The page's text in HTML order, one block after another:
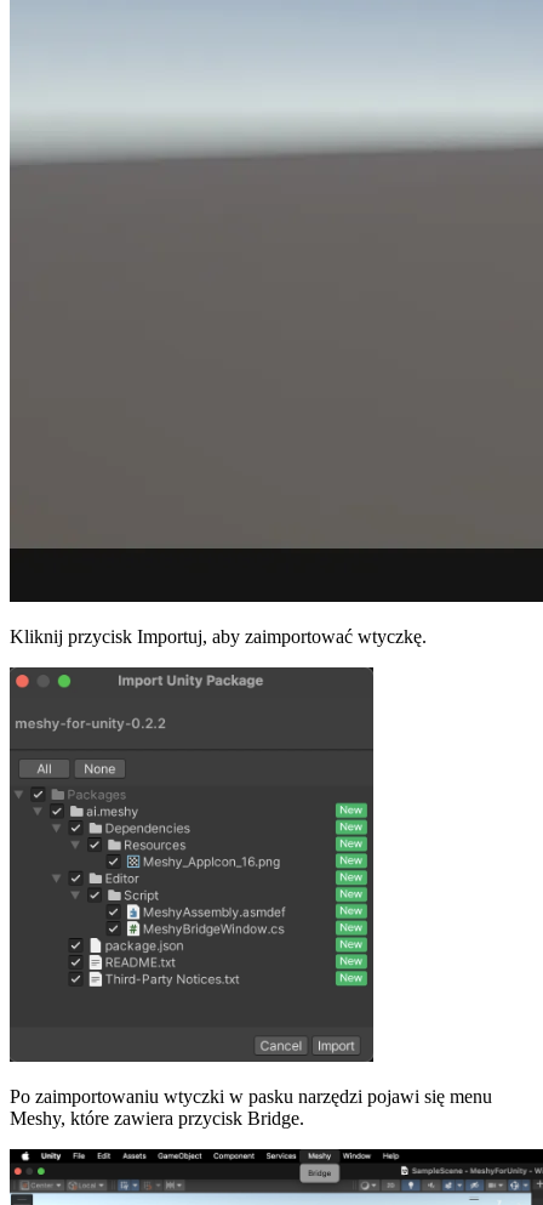
Kliknij przycisk Importuj, aby zaimportować wtyczkę.
Po zaimportowaniu wtyczki w pasku narzędzi pojawi się menu
Meshy, które zawiera przycisk Bridge.